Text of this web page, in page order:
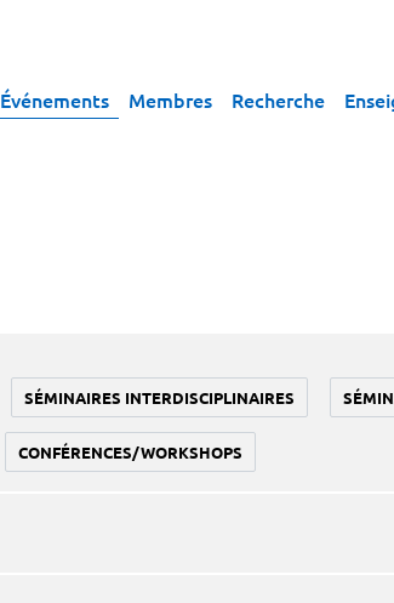
Événements Membres Recherche
SÉMINAIRES INTERDISCIPLINAIRES
CONFÉRENCES/WORKSHOPS